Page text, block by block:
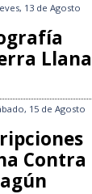
13 de Agosto
Llana
15 de Agosto
Contra